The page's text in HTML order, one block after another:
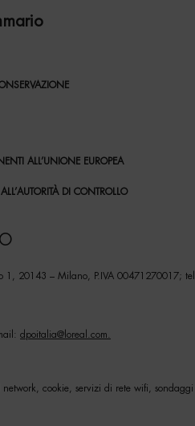
ALL’UNIONE EUROPEA
DI CONTROLLO
1, 20143 – Milano, P.IVA 00471270017;
dpoitalia@loreal.com
cookie, servizi di rete wifi,